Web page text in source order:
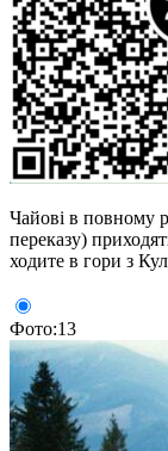
Чайові в повному
переказу)
ходите в гори з
Фото:13